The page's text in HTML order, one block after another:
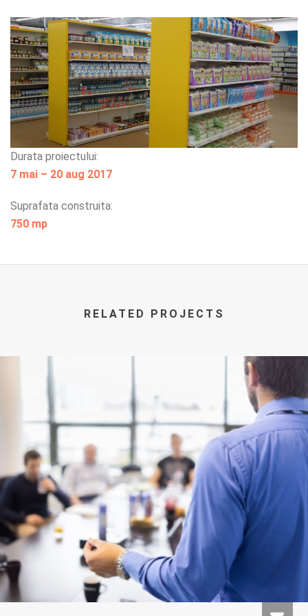
Durata proiectului:
7 mai – 20 aug 2017
Suprafata construita:
750 mp
RELATED PROJECTS